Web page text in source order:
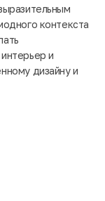
контекста
и
дизайну и